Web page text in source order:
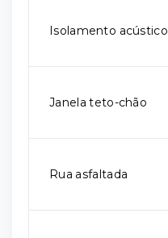
Isolamento acústico
Janela teto-chão
Rua asfaltada